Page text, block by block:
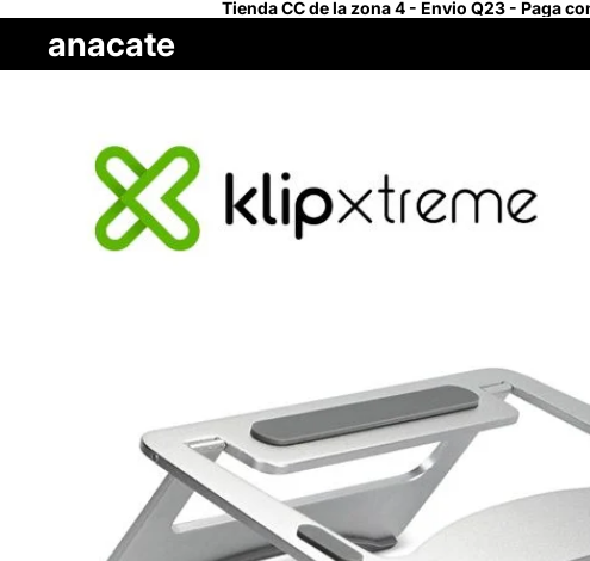
Tienda CC de la zona 4 - Envio Q23 - Paga
anacate